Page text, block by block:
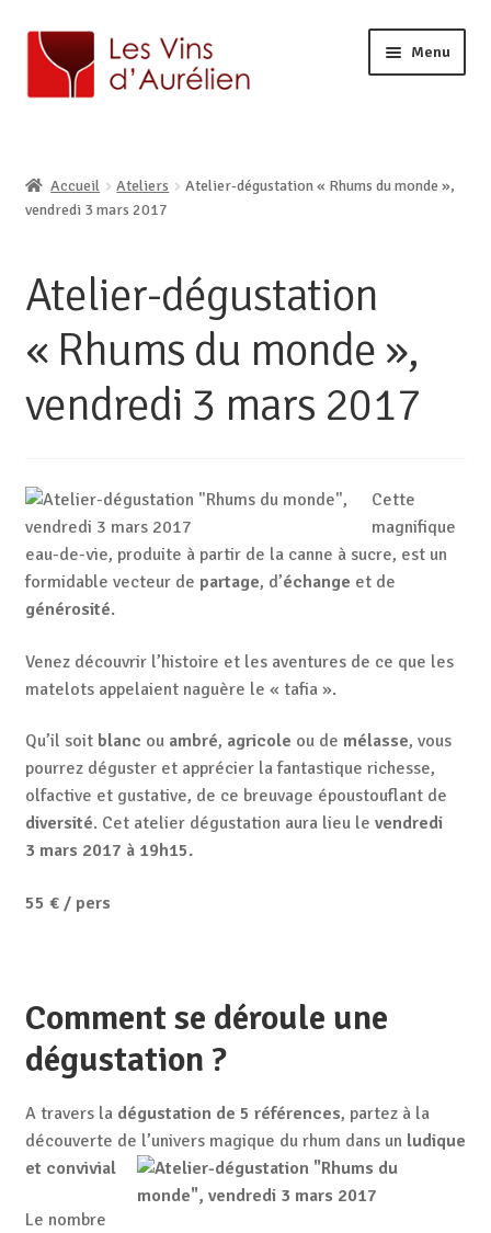
Menu
le
BOUTIQUE EN LIGNE
Accueil Ateliers
Atelier-dégustation « Rhums du monde »,
vendredi 3 mars 2017
Atelier-dégustation
« Rhums du monde »,
vendredi 3 mars 2017
Cette
magnifique
eau-de-vie, produite à partir de la canne à sucre, est un
formidable vecteur de partage, d’échange et de
générosité.
Venez découvrir l’histoire et les aventures de ce que les
matelots appelaient naguère le « tafia ».
Qu’il soit blanc ou ambré, agricole ou de mélasse, vous
pourrez déguster et apprécier la fantastique richesse,
olfactive et gustative, de ce breuvage époustouflant de
diversité. Cet atelier dégustation aura lieu le vendredi
3 mars 2017 à 19h15.
55 € / pers
Comment se déroule une
dégustation ?
A travers la dégustation de 5 références, partez à la
découverte de l’univers magique du rhum dans un ludique
et convivial
Le nombre